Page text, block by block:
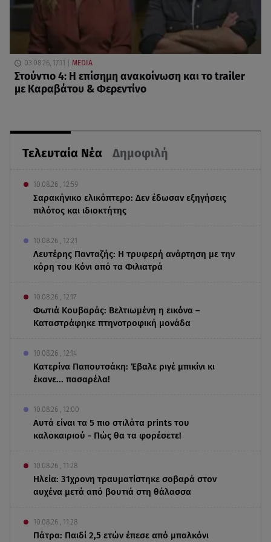
Τελευταία Νέα Δημοφιλή
10.08.26 , 12:59
Σαρακήνικο ελικόπτερο: Δεν έδωσαν εξηγήσεις
πιλότος και ιδιοκτήτης
10.08.26 , 12:21
Λευτέρης Πανταζής: Η τρυφερή ανάρτηση με την
κόρη του Κόνι από τα Φιλιατρά
10.08.26 , 12:17
Φωτιά Κουβαράς: Βελτιωμένη η εικόνα –
Καταστράφηκε πτηνοτροφική μονάδα
10.08.26 , 12:14
Κατερίνα Παπουτσάκη: Έβαλε ριγέ μπικίνι κι
έκανε... πασαρέλα!
10.08.26 , 12:00
Αυτά είναι τα 5 πιο στιλάτα prints του
καλοκαιριού - Πώς θα τα φορέσετε!
10.08.26 , 11:28
Ηλεία: 31χρονη τραυματίστηκε σοβαρά στον
αυχένα μετά από βουτιά στη θάλασσα
10.08.26 , 11:28
Πάτρα: Παιδί 2,5 ετών έπεσε από μπαλκόνι
03.08.26, 17:11 MEDIA
Στούντιο 4: Η επίσημη ανακοίνωση και το trailer
με Καραβάτου & Φερεντίνο